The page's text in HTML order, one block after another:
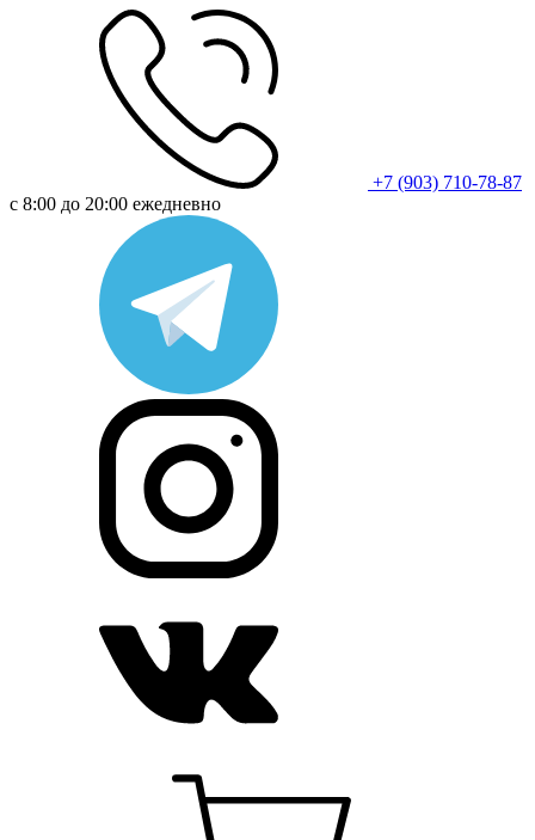
+7 (903) 710-78-87
с 8:00 до 20:00 ежедневно